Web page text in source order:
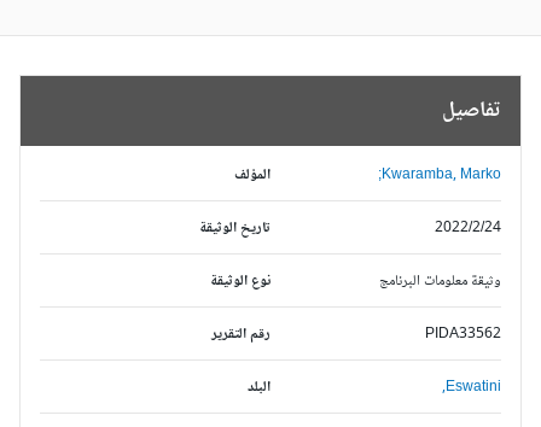
تفاصيل
المؤلف Kwaramba, Marko;
تاريخ الوثيقة 2022/2/24
نوع الوثيقة وثيقة معلومات البرنامج
رقم التقرير PIDA33562
البلد Eswatini,